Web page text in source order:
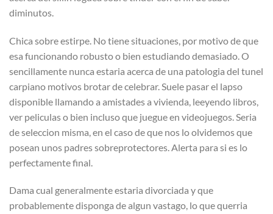
diminutos.
Chica sobre estirpe. No tiene situaciones, por motivo de que
esa funcionando robusto o bien estudiando demasiado. O
sencillamente nunca estaria acerca de una patologi­a del tunel
carpiano motivos brotar de celebrar. Suele pasar el lapso
disponible llamando a amistades a vivienda, leeyendo libros,
ver peliculas o bien incluso que juegue en videojuegos. Seri­a
de seleccion misma, en el caso de que nos lo olvidemos que
posean unos padres sobreprotectores. Alerta para si es lo
perfectamente final.
Dama cual generalmente estaria divorciada y que
probablemente disponga de algun vastago, lo que querri­a